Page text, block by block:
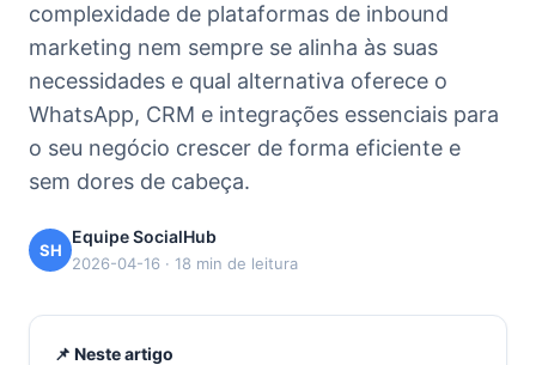
complexidade de plataformas de inbound
marketing nem sempre se alinha às suas
necessidades e qual alternativa oferece o
WhatsApp, CRM e integrações essenciais para
o seu negócio crescer de forma eficiente e
sem dores de cabeça.
SH
Equipe SocialHub
2026-04-16 · 18 min de leitura
📌 Neste artigo